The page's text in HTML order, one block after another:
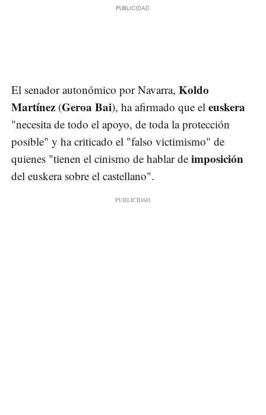
El senador autonómico por Navarra, Koldo
Martínez (Geroa Bai), ha afirmado que el euskera
"necesita de todo el apoyo, de toda la protección
posible" y ha criticado el "falso victimismo" de
quienes "tienen el cinismo de hablar de imposición
del euskera sobre el castellano".